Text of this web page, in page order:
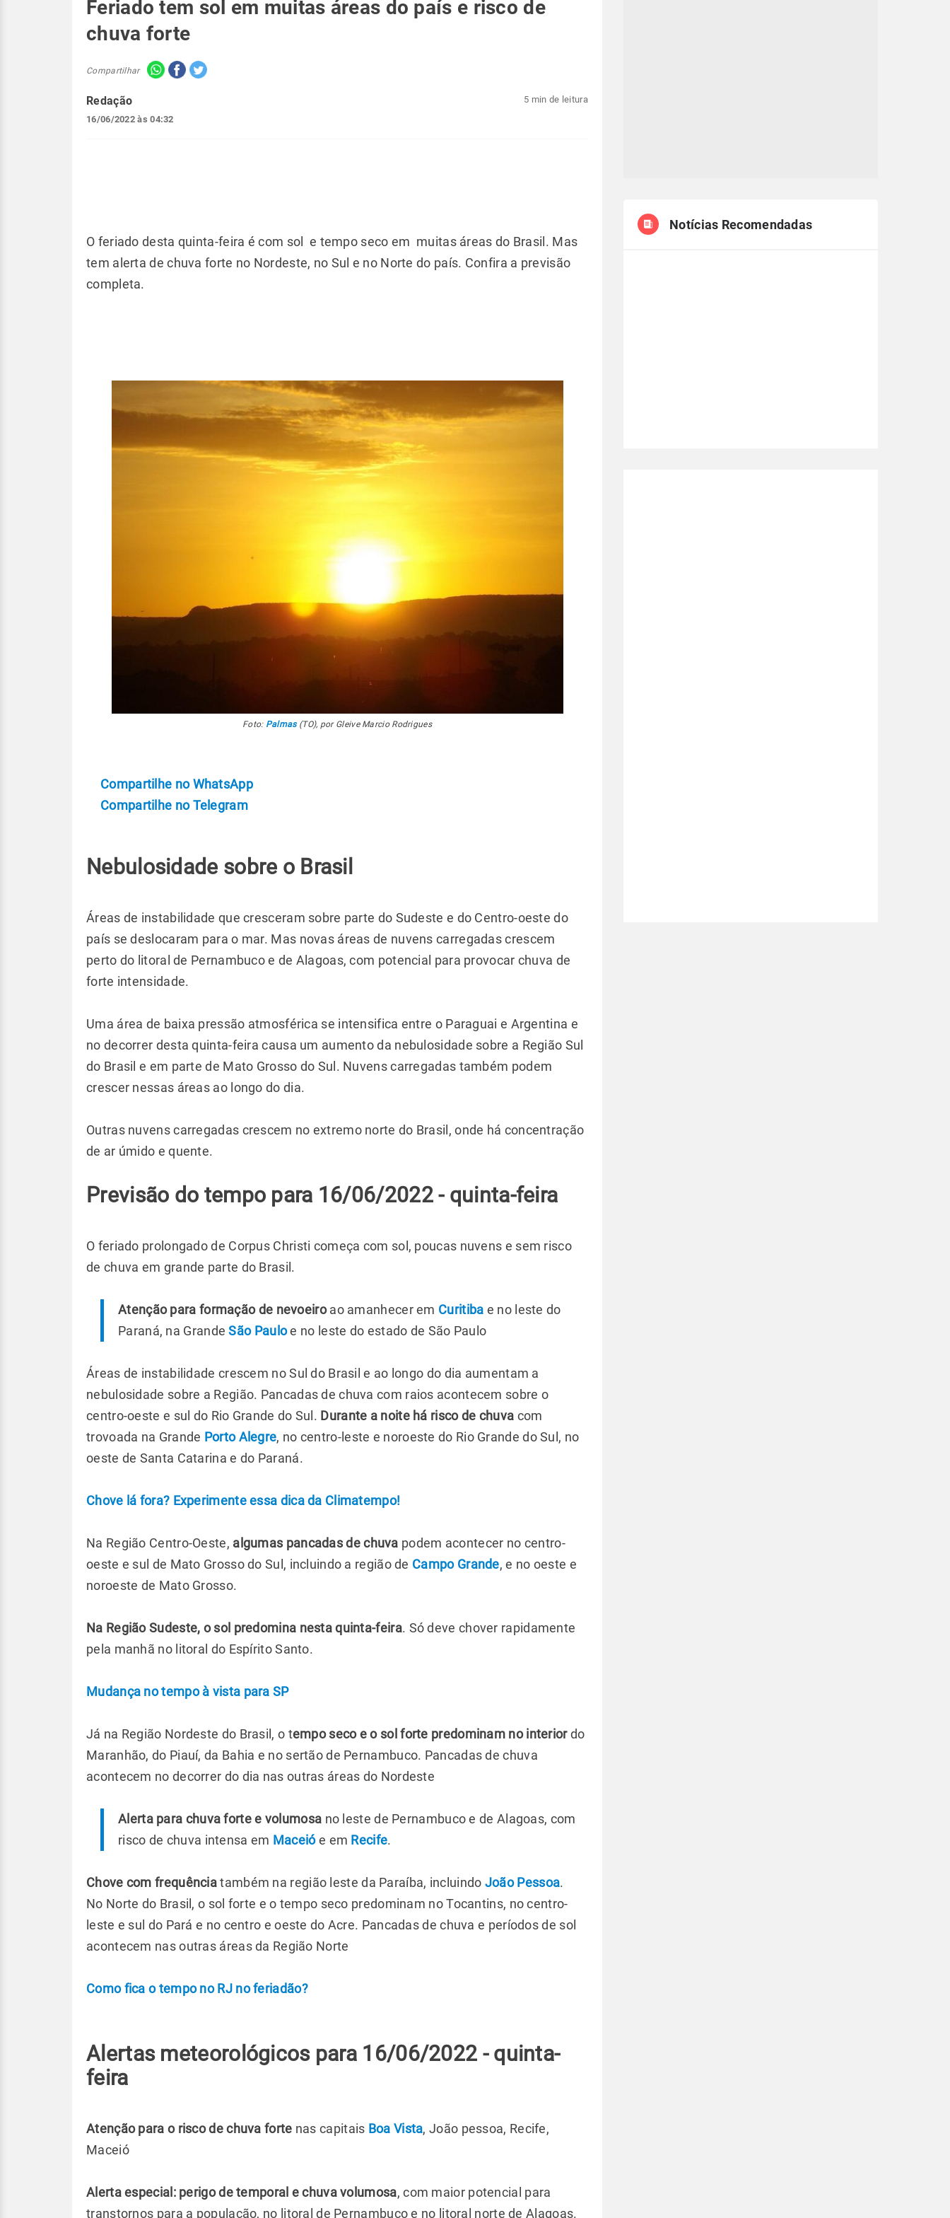
Feriado tem sol em muitas áreas do país e risco de
chuva forte
Compartilhar
Redação
16/06/2022 às 04:32
5 min de leitura
O feriado desta quinta-feira é com sol e tempo seco em muitas áreas do Brasil. Mas
tem alerta de chuva forte no Nordeste, no Sul e no Norte do país. Confira a previsão
completa.
Foto: Palmas(TO), por Gleive Marcio Rodrigues
Compartilhe no WhatsApp
Compartilhe no Telegram
Nebulosidade sobre o Brasil
Áreas de instabilidade que cresceram sobre parte do Sudeste e do Centro-oeste do
país se deslocaram para o mar. Mas novas áreas de nuvens carregadas crescem
perto do litoral de Pernambuco e de Alagoas, com potencial para provocar chuva de
forte intensidade.
Uma área de baixa pressão atmosférica se intensifica entre o Paraguai e Argentina e
no decorrer desta quinta-feira causa um aumento da nebulosidade sobre a Região Sul
do Brasil e em parte de Mato Grosso do Sul. Nuvens carregadas também podem
crescer nessas áreas ao longo do dia.
Outras nuvens carregadas crescem no extremo norte do Brasil, onde há concentração
de ar úmido e quente.
Previsão do tempo para 16/06/2022 - quinta-feira
O feriado prolongado de Corpus Christi começa com sol, poucas nuvens e sem risco
de chuva em grande parte do Brasil.
Atenção para formação de nevoeiroao amanhecer em Curitiba e no leste do
Paraná, na GrandeSão Pauloe no leste do estado de São Paulo
Áreas de instabilidade crescem no Sul do Brasil e ao longo do dia aumentam a
nebulosidade sobre a Região. Pancadas de chuva com raios acontecem sobre o
centro-oeste e sul do Rio Grande do Sul. Durante a noite há risco de chuva com
trovoada na Grande Porto Alegre, no centro-leste e noroeste do Rio Grande do Sul, no
oeste de Santa Catarina e do Paraná.
Chove lá fora? Experimente essa dica da Climatempo!
Na Região Centro-Oeste, algumas pancadas de chuva podem acontecer no centro-
oeste e sul de Mato Grosso do Sul, incluindo a região de Campo Grande, e no oeste e
noroeste de Mato Grosso.
Na Região Sudeste, o sol predomina nesta quinta-feira. Só deve chover rapidamente
pela manhã no litoral do Espírito Santo.
Mudança no tempo à vista para SP
Já na Região Nordeste do Brasil, o tempo seco e o sol forte predominam no interiordo
Maranhão, do Piauí, da Bahia e no sertão de Pernambuco. Pancadas de chuva
acontecem no decorrer do dia nas outras áreas do Nordeste
Alerta para chuva forte e volumosa no leste de Pernambuco e de Alagoas, com
risco de chuva intensa em Maceióe em Recife.
Chove com frequênciatambém na região leste da Paraíba, incluindo João Pessoa.
No Norte do Brasil, o sol forte e o tempo seco predominam no Tocantins, no centro-
leste e sul do Pará e no centro e oeste do Acre. Pancadas de chuva e períodos de sol
acontecem nas outras áreas da Região Norte
Como fica o tempo no RJ no feriadão?
Alertas meteorológicos para 16/06/2022 - quinta-
feira
Atenção para o risco de chuva forte nas capitais Boa Vista, João pessoa, Recife,
Maceió
Alerta especial: perigo de temporal e chuva volumosa, com maior potencial para
transtornos para a população, no litoral de Pernambuco e no litoral norte de Alagoas.
Notícias Recomendadas